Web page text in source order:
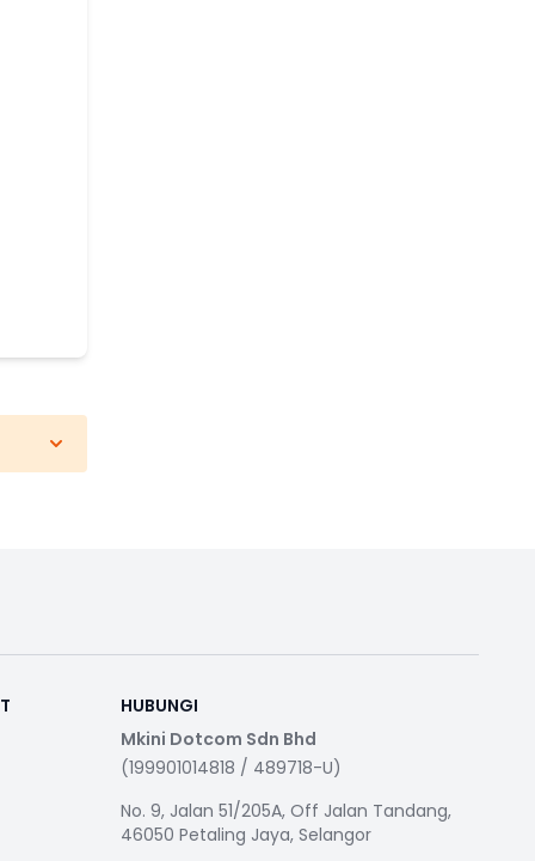
HUBUNGI
Mkini Dotcom Sdn Bhd
(199901014818 / 489718-U)
No. 9, Jalan 51/205A, Off Jalan Tandang,
46050 Petaling Jaya, Selangor